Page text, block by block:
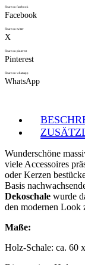
Share on facebook
Facebook
Share on twitter
X
Share on pinterest
Pinterest
Share on whatsapp
WhatsApp
Wunderschöne
viele Accessoires
oder Kerzen
Basis
Dekoschale wurde
den modernen Look
Maße:
Holz-Schale: ca. 60